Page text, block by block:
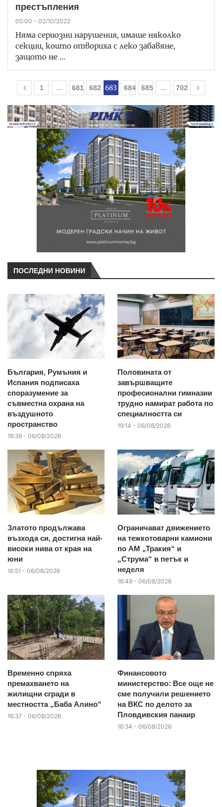
престъпления
05:00 - 02/10/2022
Няма сериозни нарушения, имаше няколко
секции, които отвориха с леко забавяне,
защото не …
1 … 681 682 683 684 685 … 702
ПОСЛЕДНИ НОВИНИ
България, Румъния и
Испания подписаха
споразумение за
съвместна охрана на
въздушното
пространство
19:39 - 06/08/2026
Половината от
завършващите
професионални гимназии
трудно намират работа по
специалността си
19:14 - 06/08/2026
Златото продължава
възхода си, достигна най-
високи нива от края на
юни
16:51 - 06/08/2026
Ограничават движението
на тежкотоварни камиони
по АМ „Тракия“ и
„Струма“ в петък и
неделя
16:49 - 06/08/2026
Временно спряха
премахването на
жилищни сгради в
местността „Баба Алино“
16:37 - 06/08/2026
Финансовото
министерство: Все още не
сме получили решението
на ВКС по делото за
Пловдивския панаир
16:34 - 06/08/2026